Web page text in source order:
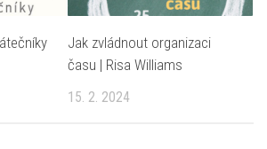
Jak zvládnout organizaci
času | Risa Williams
15. 2. 2024